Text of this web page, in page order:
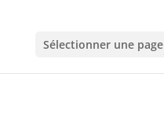
Sélectionner une page